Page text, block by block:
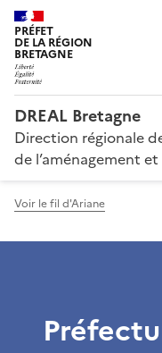
PRÉFET
DE LA RÉGION
BRETAGNE
DREAL Bretagne
Direction régionale
de l’aménagement
Voir le fil d'Ariane